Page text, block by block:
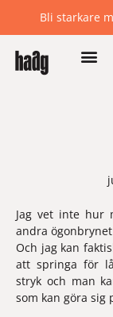
Bli starkare
Jag vet inte hur
andra
Och jag kan
att springa för
stryk och man
som kan göra sig